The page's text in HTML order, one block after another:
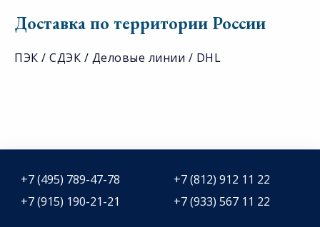
Доставка по территории России
ПЭК / СДЭК / Деловые линии / DHL
+7 (495) 789-47-78
+7 (812) 912 11 22
+7 (915) 190-21-21
+7 (933) 567 11 22